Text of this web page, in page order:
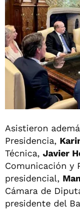
Asistieron
Presidencia,
Técnica, Javier
Comunicación y
presidencial,
Cámara de
presidente del